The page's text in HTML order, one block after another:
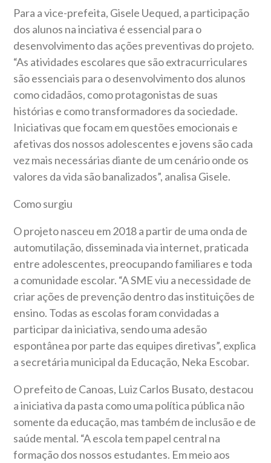
Para a vice-prefeita, Gisele Uequed, a participação
dos alunos na inciativa é essencial para o
desenvolvimento das ações preventivas do projeto.
“As atividades escolares que são extracurriculares
são essenciais para o desenvolvimento dos alunos
como cidadãos, como protagonistas de suas
histórias e como transformadores da sociedade.
Iniciativas que focam em questões emocionais e
afetivas dos nossos adolescentes e jovens são cada
vez mais necessárias diante de um cenário onde os
valores da vida são banalizados”, analisa Gisele.
Como surgiu
O projeto nasceu em 2018 a partir de uma onda de
automutilação, disseminada via internet, praticada
entre adolescentes, preocupando familiares e toda
a comunidade escolar. “A SME viu a necessidade de
criar ações de prevenção dentro das instituições de
ensino. Todas as escolas foram convidadas a
participar da iniciativa, sendo uma adesão
espontânea por parte das equipes diretivas”, explica
a secretária municipal da Educação, Neka Escobar.
O prefeito de Canoas, Luiz Carlos Busato, destacou
a iniciativa da pasta como uma política pública não
somente da educação, mas também de inclusão e de
saúde mental. “A escola tem papel central na
formação dos nossos estudantes. Em meio aos